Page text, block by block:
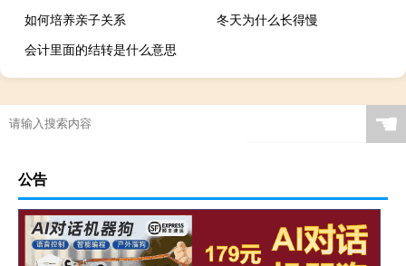
如何培养亲子关系
冬天为什么长得慢
会计里面的结转是什么意思
☚
公告